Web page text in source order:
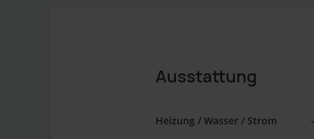
Ausstattung
Heizung / Wasser / Strom